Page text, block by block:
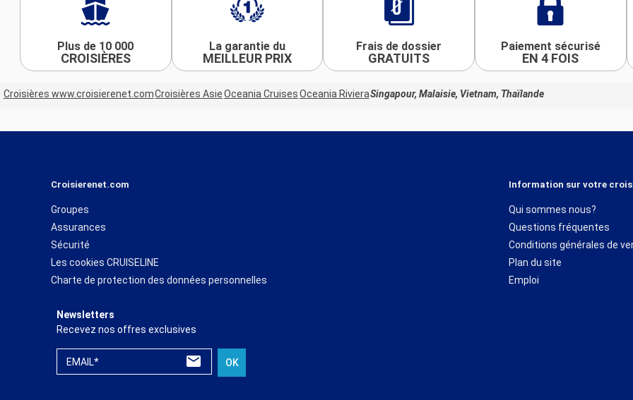
Plus de 10 000
CROISIÈRES
La garantie du
MEILLEUR PRIX
Frais de dossier
GRATUITS
Paiement sécurisé
EN 4 FOIS
Croisières www.croisierenet.comCroisières AsieOceania CruisesOceania RivieraSingapour, Malaisie, Vietnam, Thaïlande
Croisierenet.com
Groupes
Assurances
Sécurité
Les cookies CRUISELINE
Charte de protection des données personnelles
Information sur votre
Qui sommes nous?
Questions fréquentes
Conditions générales de
Plan du site
Emploi
Newsletters
Recevez nos offres exclusives
EMAIL* OK